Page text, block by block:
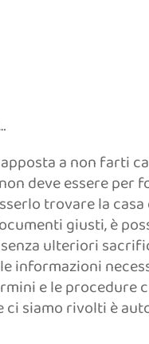
a non farti
deve essere
trovare la
giusti, è
ulteriori
informazioni
e le procedure
siamo rivolti è